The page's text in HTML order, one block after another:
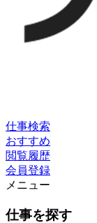
仕事検索
おすすめ
閲覧履歴
会員登録
メニュー
仕事を探す